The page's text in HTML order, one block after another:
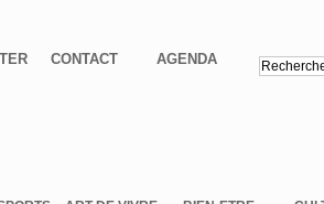
CONTACT AGENDA